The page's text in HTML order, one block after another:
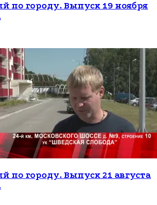
по городу. Выпуск 19 ноября
по городу. Выпуск 21 августа